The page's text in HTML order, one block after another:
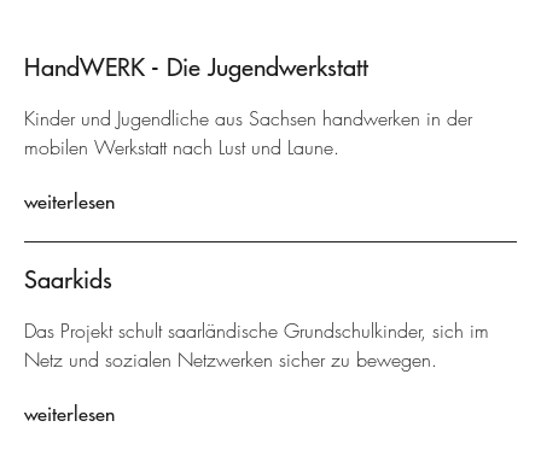
HandWERK - Die Jugendwerkstatt
Kinder und Jugendliche aus Sachsen handwerken in der
mobilen Werkstatt nach Lust und Laune.
weiterlesen
Saarkids
Das Projekt schult saarländische Grundschulkinder, sich im
Netz und sozialen Netzwerken sicher zu bewegen.
weiterlesen